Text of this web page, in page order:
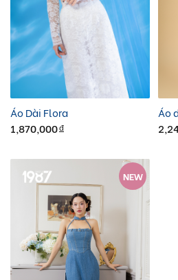
Áo Dài Flora
1,870,000đ
Áo
NEW